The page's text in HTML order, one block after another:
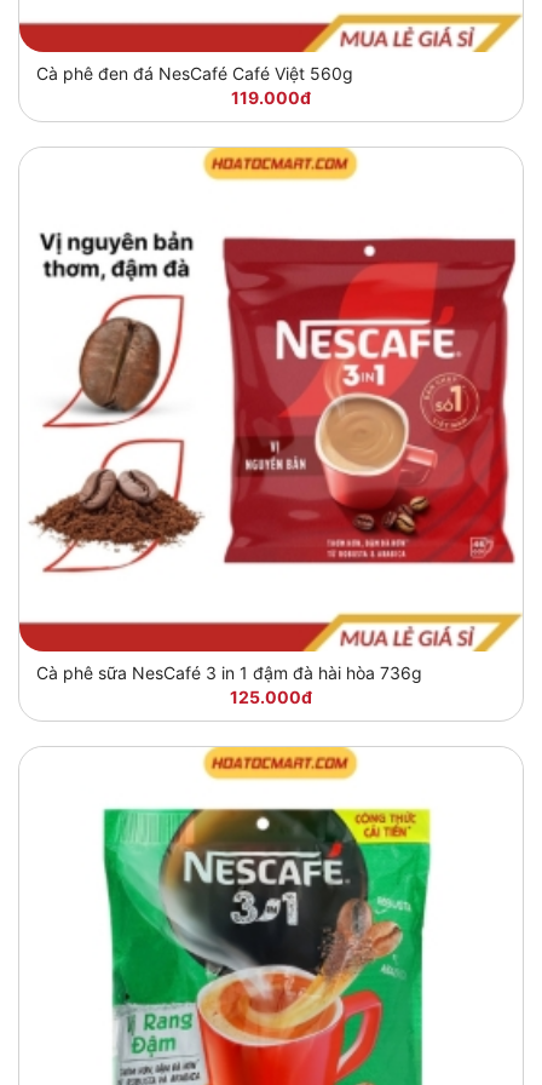
Cà phê đen đá NesCafé Café Việt 560g
119.000đ
Cà phê sữa NesCafé 3 in 1 đậm đà hài hòa 736g
125.000đ